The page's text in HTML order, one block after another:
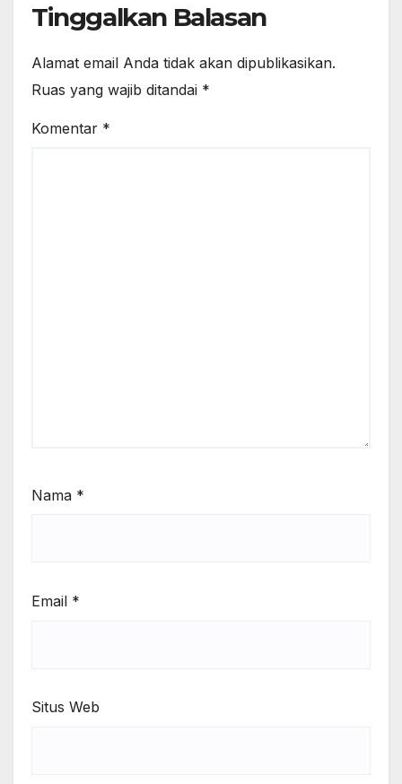
Tinggalkan Balasan
Alamat email Anda tidak akan dipublikasikan.
Ruas yang wajib ditandai *
Komentar *
Nama *
Email *
Situs Web